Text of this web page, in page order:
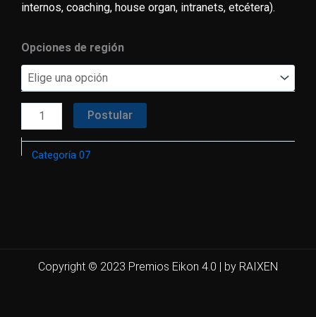
internos, coaching, house organ, intranets, etcétera).
Opciones de región
07
-
Comunicación
Interna
cantidad
Postular
Categoría 07
Copyright © 2023 Premios Eikon 4.0 | by RAIXEN